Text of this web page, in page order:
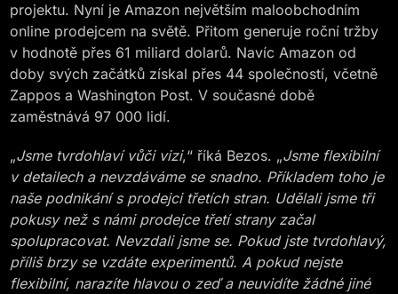
projektu. Nyní je Amazon největším maloobchodním
online prodejcem na světě. Přitom generuje roční tržby
v hodnotě přes 61 miliard dolarů. Navíc Amazon od
doby svých začátků získal přes 44 společností, včetně
Zappos a Washington Post. V současné době
zaměstnává 97 000 lidí.
„Jsme tvrdohlaví vůči vizi,“ říká Bezos. „Jsme flexibilní
v detailech a nevzdáváme se snadno. Příkladem toho je
naše podnikání s prodejci třetích stran. Udělali jsme tři
pokusy než s námi prodejce třetí strany začal
spolupracovat. Nevzdali jsme se. Pokud jste tvrdohlavý,
příliš brzy se vzdáte experimentů. A pokud nejste
flexibilní, narazíte hlavou o zeď a neuvidíte žádné jiné